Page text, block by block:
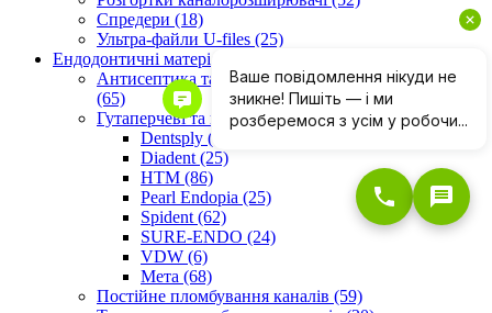
Спредери (18)
Ультра-файли U-files (25)
Ендодонтичні матеріали (154)
Антисептика та розширення кореневих каналів
(65)
Гутаперчеві та паперові штифти (318)
Dentsply (20)
Diadent (25)
HTM (86)
Pearl Endopia (25)
Spident (62)
SURE-ENDO (24)
VDW (6)
Мета (68)
Постійне пломбування каналів (59)